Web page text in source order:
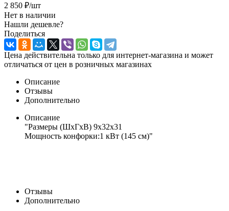
2 850 ₽/шт
Нет в наличии
Нашли дешевле?
Поделиться
Цена действительна только для интернет-магазина и может
отличаться от цен в розничных магазинах
Описание
Отзывы
Дополнительно
Описание
"Размеры (ШхГхВ) 9х32х31
Мощность конфорки:1 кВт (145 см)"
Отзывы
Дополнительно